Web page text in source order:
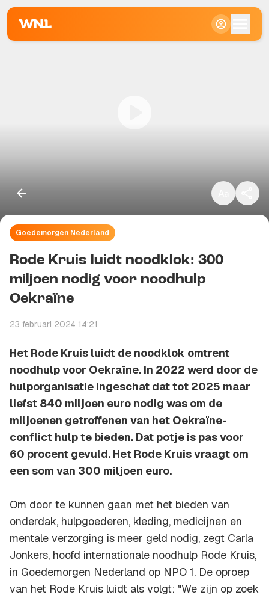
Goedemorgen Nederland
Rode Kruis luidt noodklok: 300
miljoen nodig voor noodhulp
Oekraïne
23 februari 2024 14:21
Het Rode Kruis luidt de noodklok omtrent
noodhulp voor Oekraïne. In 2022 werd door de
hulporganisatie ingeschat dat tot 2025 maar
liefst 840 miljoen euro nodig was om de
miljoenen getroffenen van het Oekraïne-
conflict hulp te bieden. Dat potje is pas voor
60 procent gevuld. Het Rode Kruis vraagt om
een som van 300 miljoen euro.
Om door te kunnen gaan met het bieden van
onderdak, hulpgoederen, kleding, medicijnen en
mentale verzorging is meer geld nodig, zegt Carla
Jonkers, hoofd internationale noodhulp Rode Kruis,
in Goedemorgen Nederland op NPO 1. De oproep
van het Rode Kruis luidt als volgt: "We zijn op zoek